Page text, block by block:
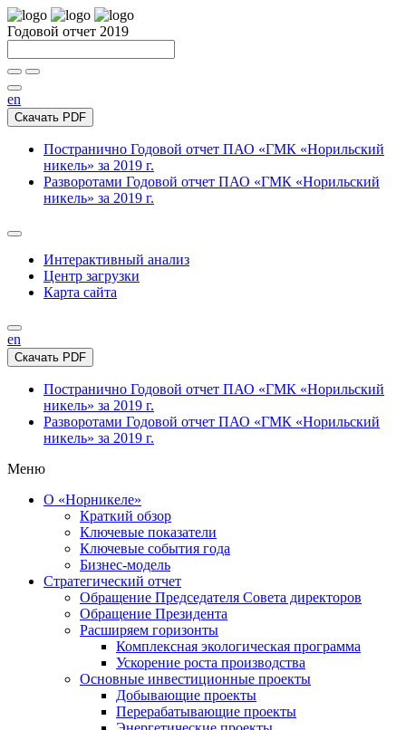
Годовой отчет 2019
en
Скачать PDF
Постранично Годовой отчет ПАО «ГМК «Норильский
никель» за 2019 г.
Разворотами Годовой отчет ПАО «ГМК «Норильский
никель» за 2019 г.
Интерактивный анализ
Центр загрузки
Карта сайта
en
Скачать PDF
Постранично Годовой отчет ПАО «ГМК «Норильский
никель» за 2019 г.
Разворотами Годовой отчет ПАО «ГМК «Норильский
никель» за 2019 г.
Меню
О «Норникеле»
Краткий обзор
Ключевые показатели
Ключевые события года
Бизнес-модель
Стратегический отчет
Обращение Председателя Совета директоров
Обращение Президента
Расширяем горизонты
Комплексная экологическая программа
Ускорение роста производства
Основные инвестиционные проекты
Добывающие проекты
Перерабатывающие проекты